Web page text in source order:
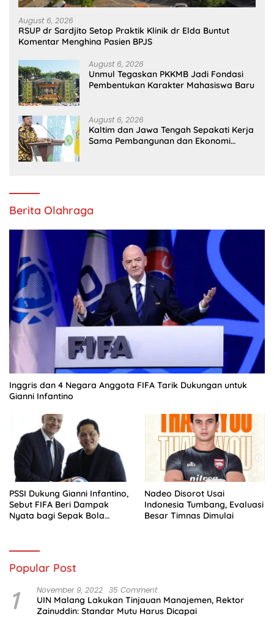
August 6, 2026
RSUP dr Sardjito Setop Praktik Klinik dr Elda Buntut
Komentar Menghina Pasien BPJS
August 6, 2026
Unmul Tegaskan PKKMB Jadi Fondasi
Pembentukan Karakter Mahasiswa Baru
August 6, 2026
Kaltim dan Jawa Tengah Sepakati Kerja
Sama Pembangunan dan Ekonomi
Berita Olahraga
Inggris dan 4 Negara Anggota FIFA Tarik Dukungan untuk
Gianni Infantino
PSSI Dukung Gianni Infantino,
Sebut FIFA Beri Dampak
Nyata bagi Sepak Bola
Nadeo Disorot Usai
Indonesia Tumbang, Evaluasi
Besar Timnas Dimulai
Popular Post
1 November 9, 2022 35 Comment
UIN Malang Lakukan Tinjauan Manajemen, Rektor
Zainuddin: Standar Mutu Harus Dicapai